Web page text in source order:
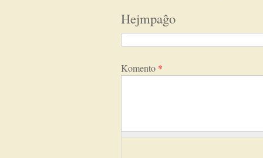
Hejmpaĝo
Komento *